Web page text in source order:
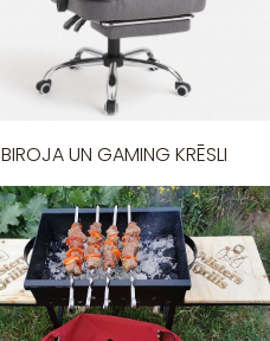
BIROJA UN GAMING KRĒSLI